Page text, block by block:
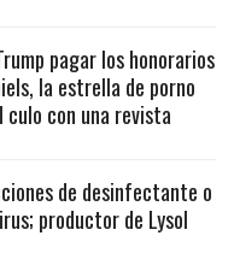
pagar los honorarios
la estrella de porno
culo con una revista
de desinfectante o
productor de Lysol